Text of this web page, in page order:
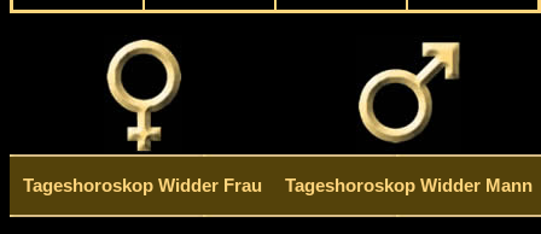
Tageshoroskop Widder Frau Tageshoroskop Widder Mann